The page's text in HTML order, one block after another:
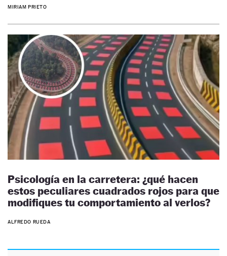
MIRIAM PRIETO
Psicología en la carretera: ¿qué hacen
estos peculiares cuadrados rojos para que
modifiques tu comportamiento al verlos?
ALFREDO RUEDA